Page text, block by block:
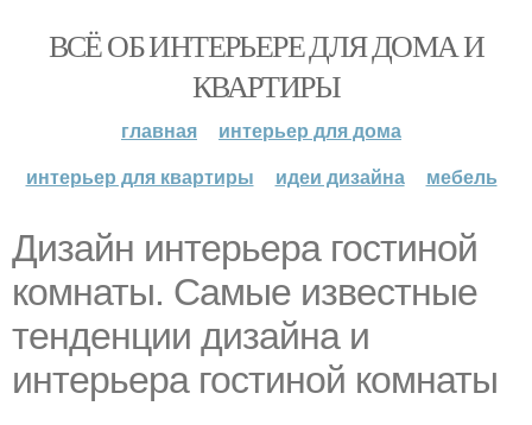
ВСЁ ОБ ИНТЕРЬЕРЕ ДЛЯ ДОМА И
КВАРТИРЫ
главная
интерьер для дома
интерьер для квартиры
идеи дизайна мебель
Дизайн интерьера гостиной
комнаты. Самые известные
тенденции дизайна и
интерьера гостиной комнаты